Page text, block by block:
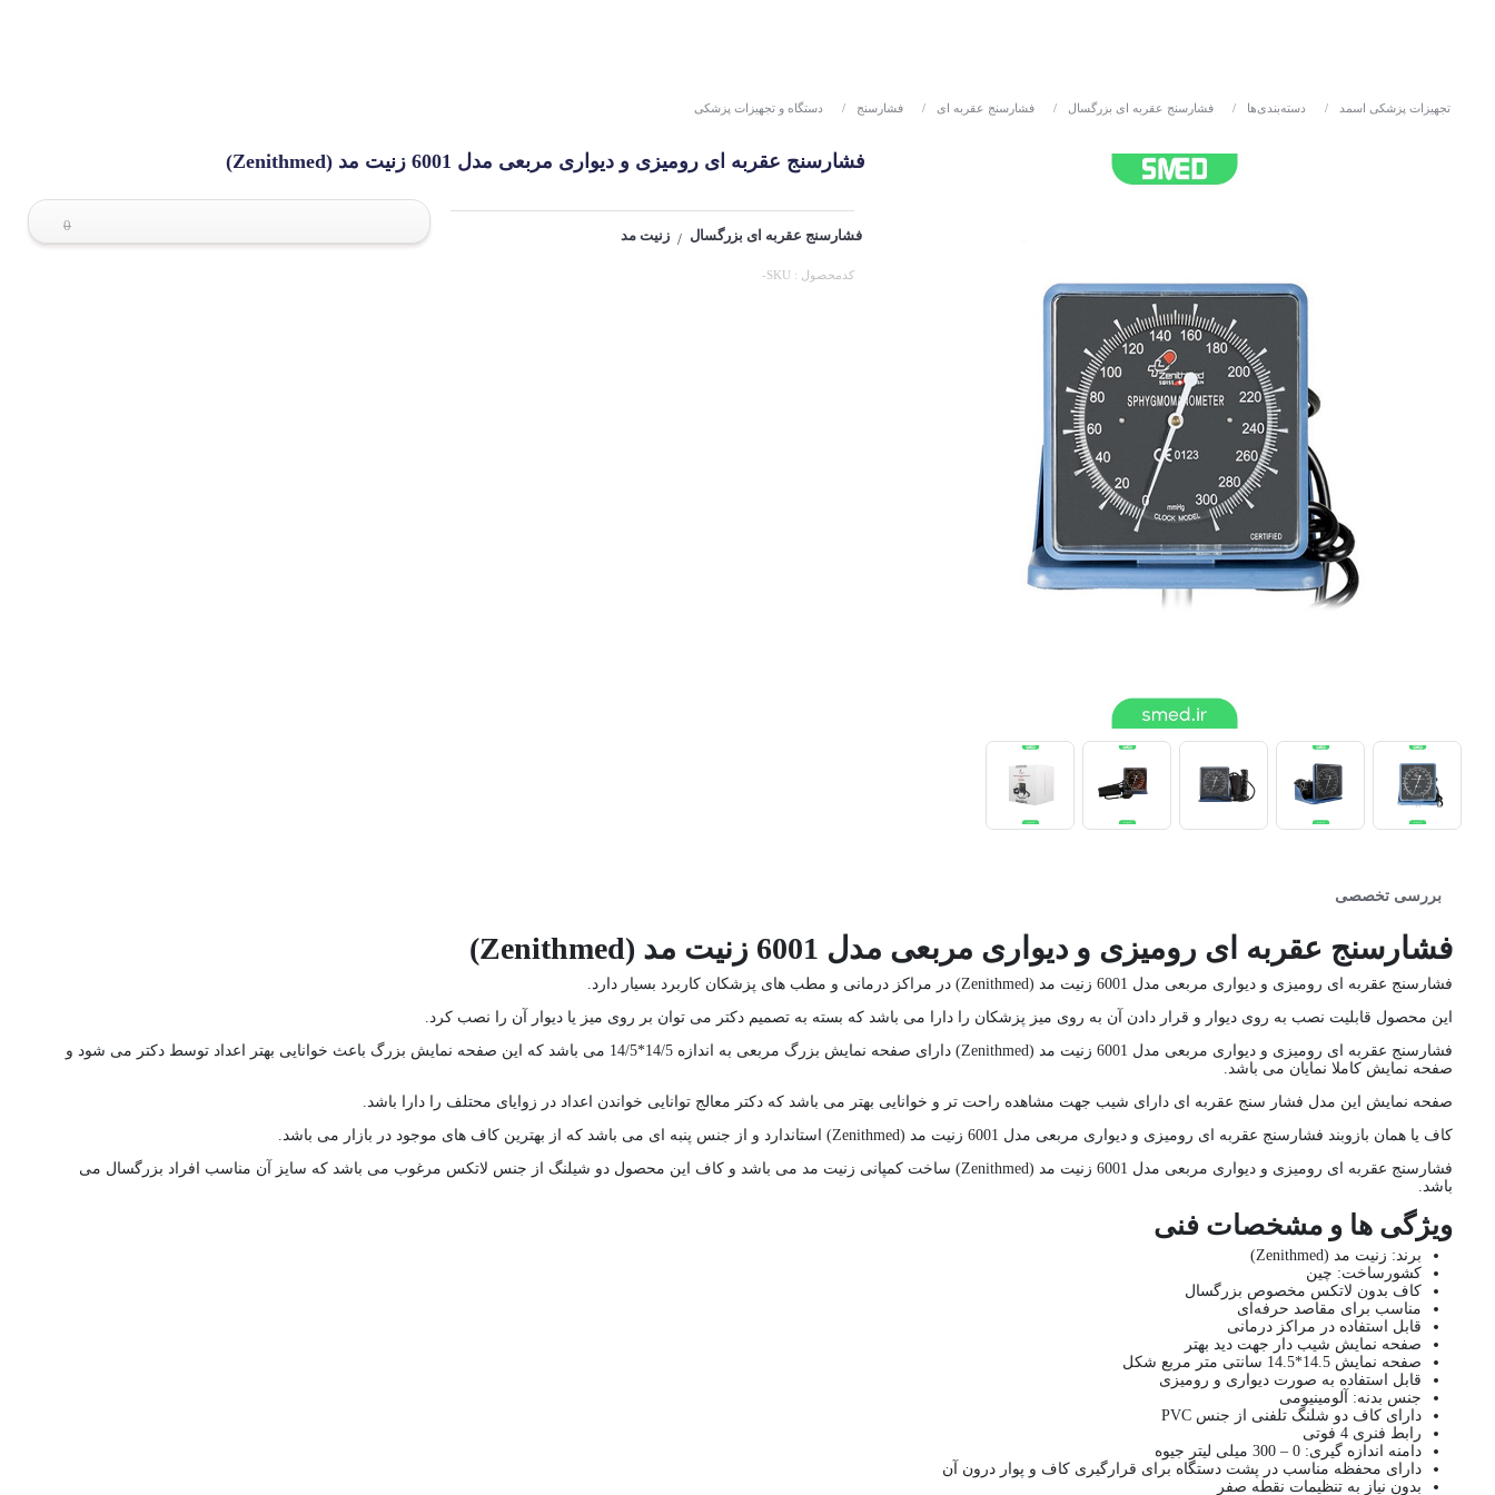
تجهیزات پزشکی اسمد / دسته‌بندی‌ها / فشارسنج عقربه ای بزرگسال / فشارسنج عقربه ای / فشارسنج / دستگاه و تجهیزات پزشکی
فشارسنج عقربه ای رومیزی و دیواری مربعی مدل 6001 زنیت مد (Zenithmed)
فشارسنج عقربه ای بزرگسال / زنیت مد
کدمحصول : SKU-
0
بررسی تخصصی
فشارسنج عقربه ای رومیزی و دیواری مربعی مدل 6001 زنیت مد (Zenithmed)
فشارسنج عقربه ای رومیزی و دیواری مربعی مدل 6001 زنیت مد (Zenithmed) در مراکز درمانی و مطب های پزشکان کاربرد بسیار دارد.
این محصول قابلیت نصب به روی دیوار و قرار دادن آن به روی میز پزشکان را دارا می باشد که بسته به تصمیم دکتر می توان بر روی میز یا دیوار آن را نصب کرد.
فشارسنج عقربه ای رومیزی و دیواری مربعی مدل 6001 زنیت مد (Zenithmed) دارای صفحه نمایش بزرگ مربعی به اندازه 14/5*14/5 می باشد که این صفحه نمایش بزرگ باعث خوانایی بهتر اعداد توسط دکتر می شود و
صفحه نمایش کاملا نمایان می باشد.
صفحه نمایش این مدل فشار سنج عقربه ای دارای شیب جهت مشاهده راحت تر و خوانایی بهتر می باشد که دکتر معالج توانایی خواندن اعداد در زوایای محتلف را دارا باشد.
کاف یا همان بازوبند فشارسنج عقربه ای رومیزی و دیواری مربعی مدل 6001 زنیت مد (Zenithmed) استاندارد و از جنس پنبه ای می باشد که از بهترین کاف های موجود در بازار می باشد.
فشارسنج عقربه ای رومیزی و دیواری مربعی مدل 6001 زنیت مد (Zenithmed) ساخت کمپانی زنیت مد می باشد و کاف این محصول دو شیلنگ از جنس لاتکس مرغوب می باشد که سایز آن مناسب افراد بزرگسال می
باشد.
ویژگی ها و مشخصات فنی
برند: زنیت مد (Zenithmed)
کشورساخت: چین
کاف بدون لاتکس مخصوص بزرگسال
مناسب برای مقاصد حرفه‌ای
قابل استفاده در مراکز درمانی
صفحه نمایش شیب دار جهت دید بهتر
صفحه نمایش 14.5*14.5 سانتی متر مربع شکل
قابل استفاده به صورت دیواری و رومیزی
جنس بدنه:‌ آلومینیومی
دارای کاف دو شلنگ تلفنی از جنس PVC
رابط فنری 4 فوتی
دامنه اندازه گیری: 0 – 300 میلی لیتر جیوه
دارای محفظه مناسب در پشت دستگاه برای قرارگیری کاف و پوار درون آن
بدون نیاز به تنظیمات نقطه صفر